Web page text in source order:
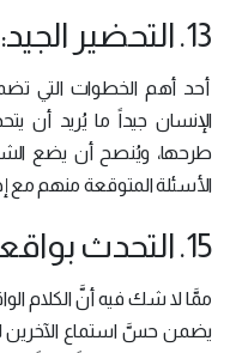
13. التحضير الجيد:
أحد أهم الخطوات التي
الإنسان جيداً ما يُريد أن
طرحها، ويُنصح أن يضع
الأسئلة المتوقعة منهم مع
15. التحدث بواقعية:
ممَّا لا شك فيه أنَّ الكلام
يضمن حسَّ استماع الآخرين